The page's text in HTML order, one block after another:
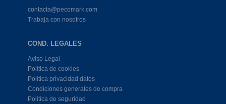
contacta@pecomark.com
Trabaja con nosotros
COND. LEGALES
Aviso Legal
Política de cookies
Política privacidad datos
Condiciones generales de compra
Política de seguridad